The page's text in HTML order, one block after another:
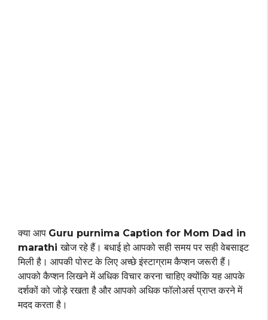
क्या आप Guru purnima Caption for Mom Dad in
marathiखोज रहे हैं। बधाई हो आपको सही समय पर सही वेबसाइट
मिली है। आपकी पोस्ट के लिए अच्छे इंस्टाग्राम कैप्शन जरूरी हैं।
आपको कैप्शन लिखने में अधिक विचार करना चाहिए क्योंकि यह आपके
दर्शकों को जोड़े रखता है और आपको अधिक फॉलोअर्स प्राप्त करने में
मदद करता है।